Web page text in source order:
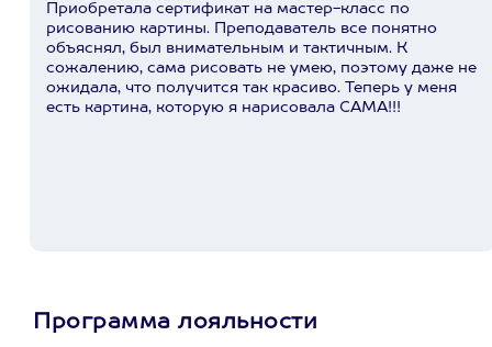
Приобретала сертификат на мастер-класс по
рисованию картины. Преподаватель все понятно
объяснял, был внимательным и тактичным. К
сожалению, сама рисовать не умею, поэтому даже не
ожидала, что получится так красиво. Теперь у меня
есть картина, которую я нарисовала САМА!!!
Программа лояльности